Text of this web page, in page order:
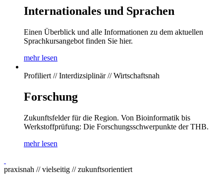
Internationales und Sprachen
Einen Überblick und alle Informationen zu dem aktuellen
Sprachkursangebot finden Sie hier.
mehr lesen
Profiliert // Interdizsiplinär // Wirtschaftsnah
Forschung
Zukunftsfelder für die Region. Von Bioinformatik bis
Werkstoffprüfung: Die Forschungsschwerpunkte der THB.
mehr lesen
praxisnah // vielseitig // zukunftsorientiert